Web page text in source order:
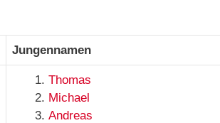
Jungennamen
Thomas
Michael
Andreas